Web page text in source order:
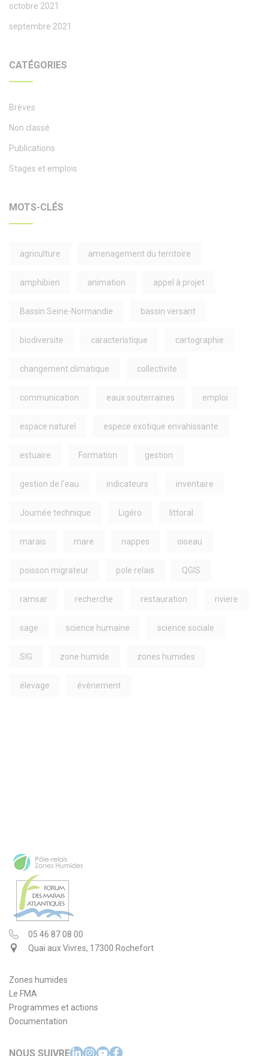
octobre 2021
septembre 2021
CATÉGORIES
Brèves
Non classé
Publications
Stages et emplois
MOTS-CLÉS
agriculture amenagement du territoire
amphibien animation appel à projet
Bassin Seine-Normandie bassin versant
biodiversite caracteristique cartographie
changement climatique collectivite
communication eaux souterraines emploi
espace naturel espece exotique envahissante
estuaire Formation gestion
gestion de l'eau indicateurs inventaire
Journée technique Ligéro littoral
marais mare nappes oiseau
poisson migrateur pole relais QGIS
ramsar recherche restauration riviere
sage science humaine science sociale
SIG zone humide zones humides
élevage évènement
05 46 87 08 00
Quai aux Vivres, 17300 Rochefort
Zones humides
Le FMA
Programmes et actions
Documentation
NOUS SUIVRE